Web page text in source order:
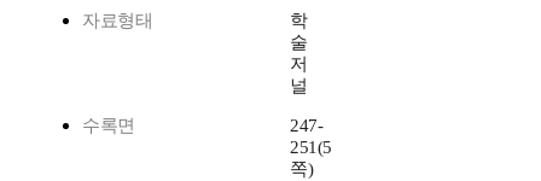
자료형태
학
술
저
널
수록면
247-
251(5
쪽)